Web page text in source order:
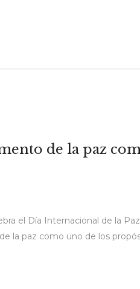
de la paz
el Día Internacional de la
la paz como uno de los